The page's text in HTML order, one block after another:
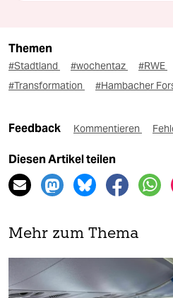
Themen
#Stadtland #wochentaz #RWE
#Transformation
#Hambacher
Feedback Kommentieren
Diesen Artikel teilen
Mehr zum Thema